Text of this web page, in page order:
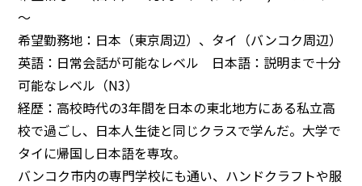
～
希望勤務地：日本（東京周辺）、タイ（バンコク周辺）
英語：日常会話が可能なレベル 日本語：説明まで十分
可能なレベル（N3）
経歴：高校時代の3年間を日本の東北地方にある私立高
校で過ごし、日本人生徒と同じクラスで学んだ。大学で
タイに帰国し日本語を専攻。
バンコク市内の専門学校にも通い、ハンドクラフトや服